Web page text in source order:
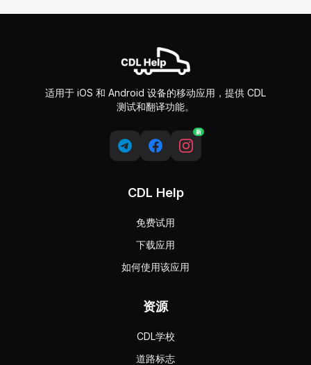
适用于 iOS 和 Android 设备的移动应用，提供 CDL
测试和翻译功能。
新
CDL Help
免费试用
下载应用
如何使用该应用
资源
CDL学校
道路标志